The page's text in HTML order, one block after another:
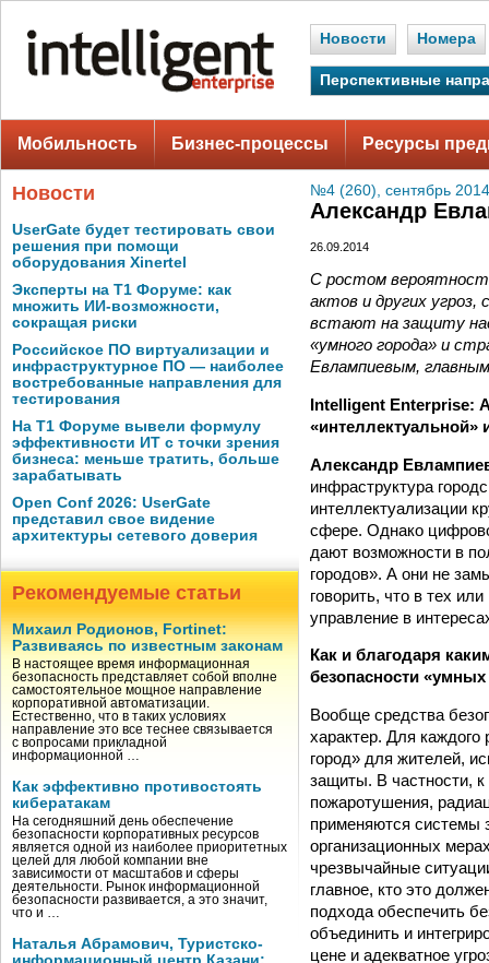
Новости Номера
Перспективные
Мобильность Бизнес-процессы Ресурсы
Новости
UserGate будет тестировать свои
решения при помощи
оборудования Xinertel
Эксперты на Т1 Форуме: как
множить ИИ-возможности,
сокращая риски
Российское ПО виртуализации и
инфраструктурное ПО — наиболее
востребованные направления для
тестирования
На Т1 Форуме вывели формулу
эффективности ИТ с точки зрения
бизнеса: меньше тратить, больше
зарабатывать
Open Conf 2026: UserGate
представил свое видение
архитектуры сетевого доверия
Рекомендуемые статьи
Михаил Родионов, Fortinet:
Развиваясь по известным законам
В настоящее время информационная
безопасность представляет собой вполне
самостоятельное мощное направление
корпоративной автоматизации.
Естественно, что в таких условиях
направление это все теснее связывается
с вопросами прикладной
информационной …
Как эффективно противостоять
кибератакам
На сегодняшний день обеспечение
безопасности корпоративных ресурсов
является одной из наиболее приоритетных
целей для любой компании вне
зависимости от масштабов и сферы
деятельности. Рынок информационной
безопасности развивается, а это значит,
что и …
Наталья Абрамович, Туристско-
№4 (260), сентябрь
Александр
26.09.2014
С ростом
актов и других угроз,
встают на защиту
«умного города» и
Евлампиевым,
Intelligent Enterprise:
«интеллектуальной»
Александр
инфраструктура
интеллектуализации
сфере. Однако
дают возможности в
городов». А они не
говорить, что в тех
управление в
Как и благодаря
безопасности
Вообще средства
характер. Для
город» для жителей,
защиты. В частности,
пожаротушения,
применяются системы
организационных
чрезвычайные
главное, кто это
подхода обеспечить
объединить и
цене и адекватное